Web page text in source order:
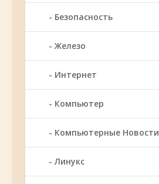
Безопасность
Железо
Интернет
Компьютер
Компьютерные Новости
Линукс